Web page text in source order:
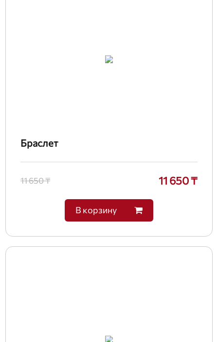
Браслет
11 650 ₸ 11 650 ₸
В корзину